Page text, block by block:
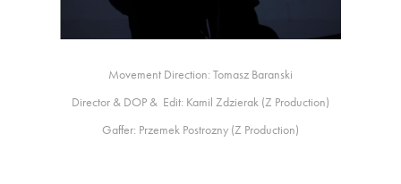
Movement Direction: Tomasz Baranski
Director & DOP & Edit: Kamil Zdzierak (Z Production)
Gaffer: Przemek Postrozny (Z Production)